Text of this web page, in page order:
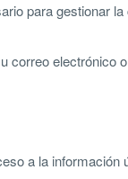
para gestionar
electrónico
a la